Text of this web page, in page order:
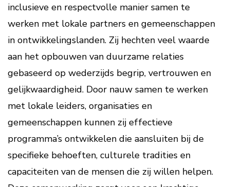
inclusieve en respectvolle manier samen te
werken met lokale partners en gemeenschappen
in ontwikkelingslanden. Zij hechten veel waarde
aan het opbouwen van duurzame relaties
gebaseerd op wederzijds begrip, vertrouwen en
gelijkwaardigheid. Door nauw samen te werken
met lokale leiders, organisaties en
gemeenschappen kunnen zij effectieve
programma’s ontwikkelen die aansluiten bij de
specifieke behoeften, culturele tradities en
capaciteiten van de mensen die zij willen helpen.